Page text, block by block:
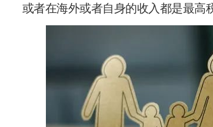
或者在海外或者自身的收入都是最高